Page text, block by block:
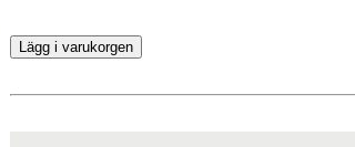
Lägg i varukorgen